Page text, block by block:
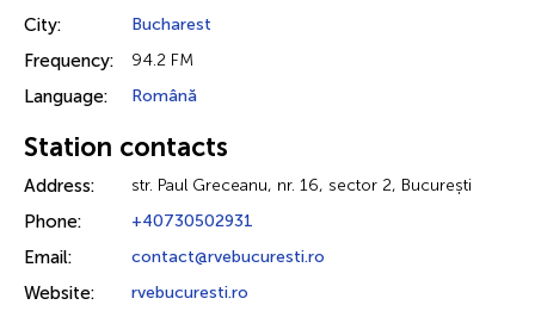
City: Bucharest
Frequency: 94.2 FM
Language: Română
Station contacts
Address: str. Paul Greceanu, nr. 16, sector 2, București
Phone: +40730502931
Email: contact@rvebucuresti.ro
Website: rvebucuresti.ro